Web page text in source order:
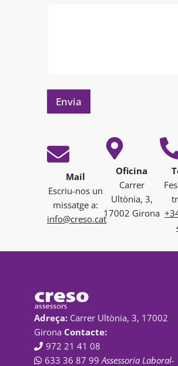
Envia
Mail
Escriu-nos un
missatge a:
info@creso.cat
Oficina
Carrer
Ultònia, 3,
17002 Girona
Adreça: Carrer Ultònia, 3, 17002
Girona Contacte:
972 21 41 08
633 36 87 99Assessoria Laboral-